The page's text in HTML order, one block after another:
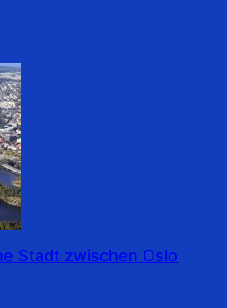
Stadt zwischen Oslo